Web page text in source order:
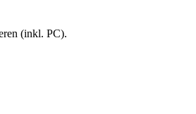
(inkl. PC).